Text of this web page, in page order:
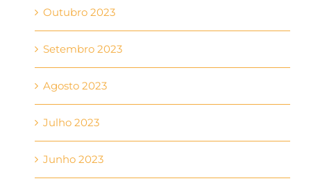
Outubro 2023
Setembro 2023
Agosto 2023
Julho 2023
Junho 2023